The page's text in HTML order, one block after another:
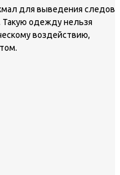
для выведения следов
одежду нельзя
воздействию,